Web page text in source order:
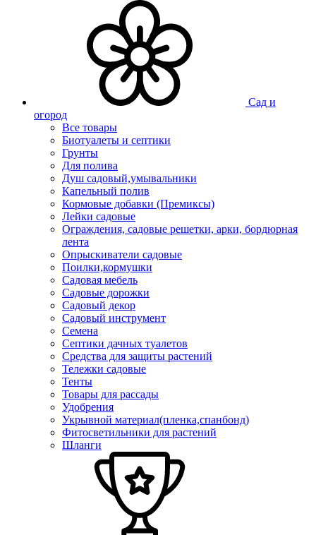
Сад и
огород
Все товары
Биотуалеты и септики
Грунты
Для полива
Душ садовый,умывальники
Капельный полив
Кормовые добавки (Премиксы)
Лейки садовые
Ограждения, садовые решетки, арки, бордюрная
лента
Опрыскиватели садовые
Поилки,кормушки
Садовая мебель
Садовые дорожки
Садовый декор
Садовый инструмент
Семена
Септики дачных туалетов
Средства для защиты растений
Тележки садовые
Тенты
Товары для рассады
Удобрения
Укрывной материал(пленка,спанбонд)
Фитосветильники для растений
Шланги